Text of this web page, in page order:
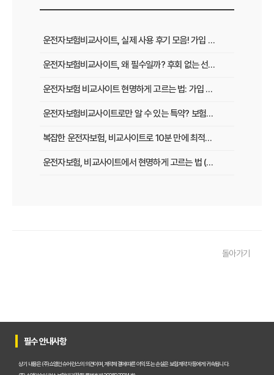
운전자보험비교사이트, 실제 사용 후기 모음! 가입 전 반드시 봐야 할 꿀팁
운전자보험비교사이트, 왜 필수일까? 후회 없는 선택을 위한 3가지 핵심 질문
운전자보험 비교사이트 현명하게 고르는 법: 가입 전 놓치지 말아야 할 체크리스트
운전자보험비교사이트로만 알 수 있는 특약? 보험료 절감 비법 공개
복잡한 운전자보험, 비교사이트로 10분 만에 최적의 설계 끝내는 법
운전자보험, 비교사이트에서 현명하게 고르는 법 (보장 VS 가격)
돌아가기
필수 안내사항
상기 내용은 (주)쇼엠인슈어런스의 의견이며, 계약체결에 따른 이익 또는 손실은 보험계약자 등에게 귀속됩니다.